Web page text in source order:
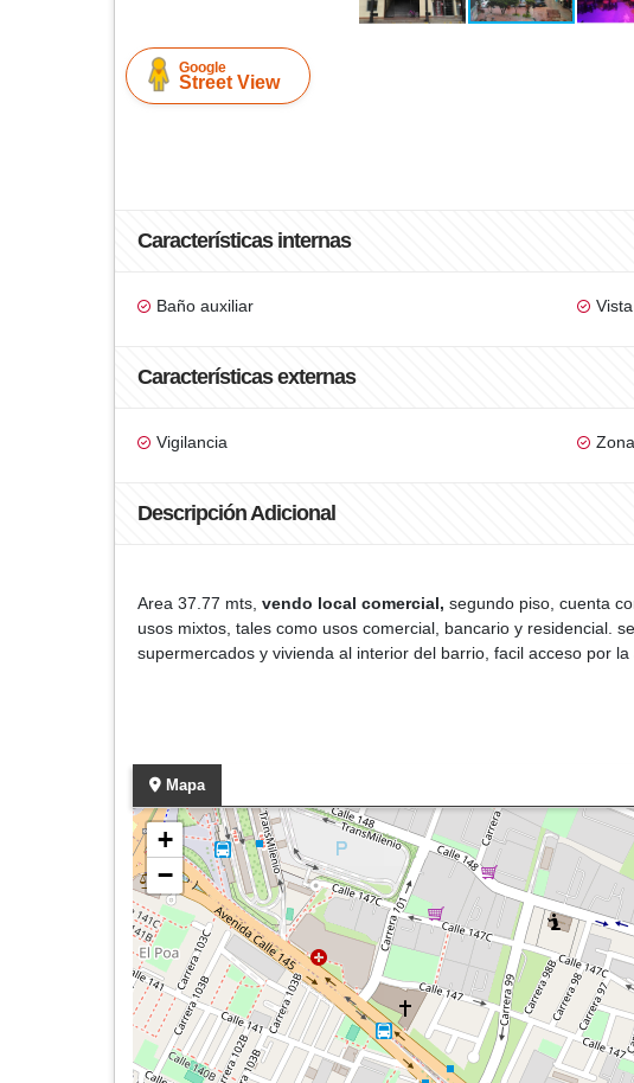
Google
Street View
Características internas
Baño auxiliar
Características externas
Vigilancia
Descripción Adicional
Area 37.77 mts, vendo local comercial, segundo piso, cuenta
usos mixtos, tales como usos comercial, bancario y residencial.
supermercados y vivienda al interior del barrio, facil acceso por
Mapa
+
−